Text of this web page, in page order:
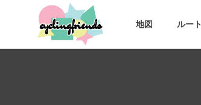
cyclingfriends 地図 ルート